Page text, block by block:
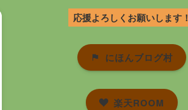
応援よろしくお願いします！
にほんブログ村
楽天ROOM